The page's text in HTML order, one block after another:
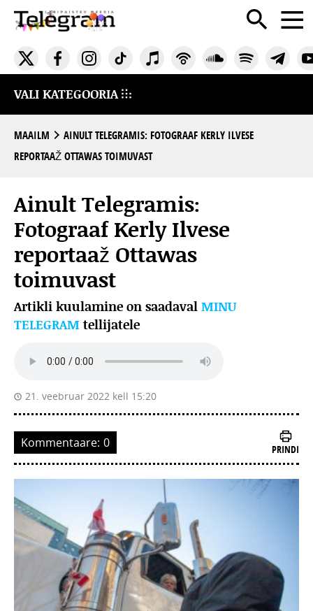
VALI KATEGOORIA
MAAILM
AINULT TELEGRAMIS: FOTOGRAAF KERLY ILVESE
REPORTAAŽ OTTAWAS TOIMUVAST
Ainult Telegramis:
Fotograaf Kerly Ilvese
reportaaž Ottawas
toimuvast
Artikli kuulamine on saadaval MINU
TELEGRAM tellijatele
21. veebruar 2022 kell 15:20
Kommentaare: 0 PRINDI